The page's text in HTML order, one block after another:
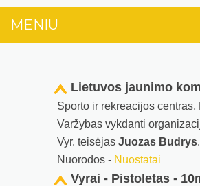
MENIU
Lietuvos jaunimo
Sporto ir rekreacijos
Varžybas vykdanti
Vyr. teisėjas Juozas Budrys
Nuorodos - Nuostatai
Vyrai - Pistoletas -